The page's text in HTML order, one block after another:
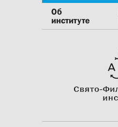
Об
институте